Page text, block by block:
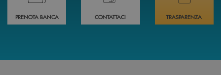
PRENOTA BANCA CONTATTACI TRASPARENZA